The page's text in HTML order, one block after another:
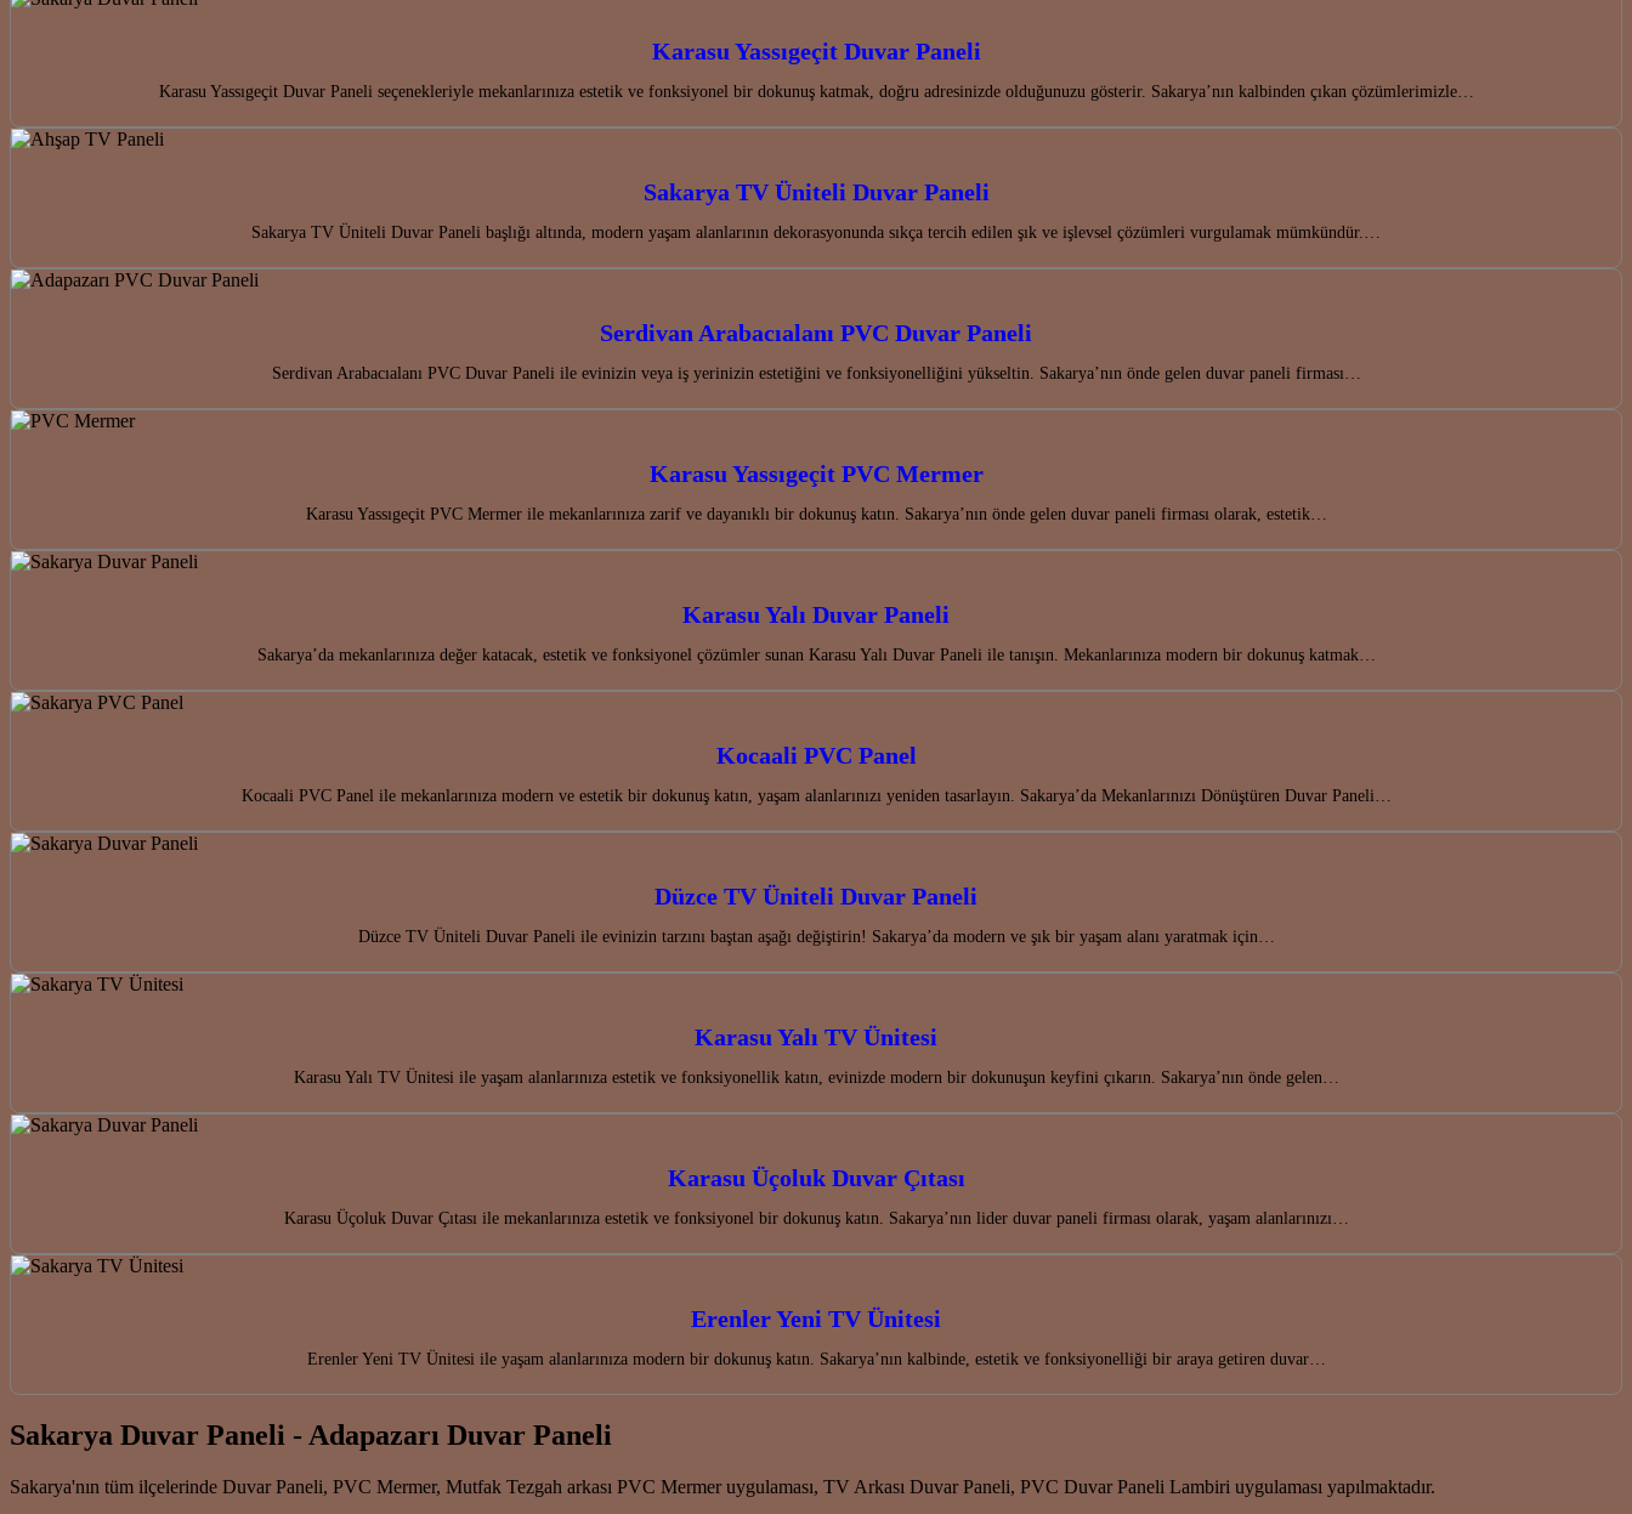
Karasu Yassıgeçit Duvar Paneli
Karasu Yassıgeçit Duvar Paneli seçenekleriyle mekanlarınıza estetik ve fonksiyonel bir dokunuş katmak, doğru adresinizde olduğunuzu gösterir. Sakarya’nın kalbinden çıkan çözümlerimizle…
Sakarya TV Üniteli Duvar Paneli
Sakarya TV Üniteli Duvar Paneli başlığı altında, modern yaşam alanlarının dekorasyonunda sıkça tercih edilen şık ve işlevsel çözümleri vurgulamak mümkündür.…
Serdivan Arabacıalanı PVC Duvar Paneli
Serdivan Arabacıalanı PVC Duvar Paneli ile evinizin veya iş yerinizin estetiğini ve fonksiyonelliğini yükseltin. Sakarya’nın önde gelen duvar paneli firması…
Karasu Yassıgeçit PVC Mermer
Karasu Yassıgeçit PVC Mermer ile mekanlarınıza zarif ve dayanıklı bir dokunuş katın. Sakarya’nın önde gelen duvar paneli firması olarak, estetik…
Karasu Yalı Duvar Paneli
Sakarya’da mekanlarınıza değer katacak, estetik ve fonksiyonel çözümler sunan Karasu Yalı Duvar Paneli ile tanışın. Mekanlarınıza modern bir dokunuş katmak…
Kocaali PVC Panel
Kocaali PVC Panel ile mekanlarınıza modern ve estetik bir dokunuş katın, yaşam alanlarınızı yeniden tasarlayın. Sakarya’da Mekanlarınızı Dönüştüren Duvar Paneli…
Düzce TV Üniteli Duvar Paneli
Düzce TV Üniteli Duvar Paneli ile evinizin tarzını baştan aşağı değiştirin! Sakarya’da modern ve şık bir yaşam alanı yaratmak için…
Karasu Yalı TV Ünitesi
Karasu Yalı TV Ünitesi ile yaşam alanlarınıza estetik ve fonksiyonellik katın, evinizde modern bir dokunuşun keyfini çıkarın. Sakarya’nın önde gelen…
Karasu Üçoluk Duvar Çıtası
Karasu Üçoluk Duvar Çıtası ile mekanlarınıza estetik ve fonksiyonel bir dokunuş katın. Sakarya’nın lider duvar paneli firması olarak, yaşam alanlarınızı…
Erenler Yeni TV Ünitesi
Erenler Yeni TV Ünitesi ile yaşam alanlarınıza modern bir dokunuş katın. Sakarya’nın kalbinde, estetik ve fonksiyonelliği bir araya getiren duvar…
Sakarya Duvar Paneli - Adapazarı Duvar Paneli
Sakarya'nın tüm ilçelerinde Duvar Paneli, PVC Mermer, Mutfak Tezgah arkası PVC Mermer uygulaması, TV Arkası Duvar Paneli, PVC Duvar Paneli Lambiri uygulaması yapılmaktadır.